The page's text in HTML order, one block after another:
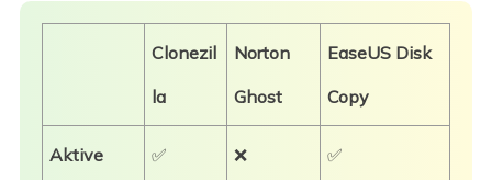
Clonezil
la
Norton
Ghost
EaseUS Disk
Copy
Aktive
✅ ❌ ✅